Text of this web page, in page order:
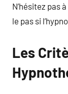
N’hésitez pas
le pas si
Les